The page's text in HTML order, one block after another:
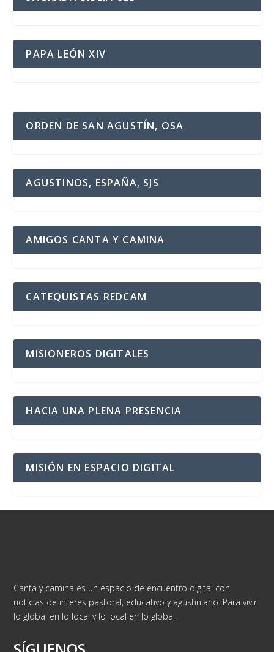
PAPA LEÓN XIV
ORDEN DE SAN AGUSTÍN, OSA
AGUSTINOS, ESPAÑA, SJS
AMIGOS CANTA Y CAMINA
CATEQUISTAS REDCAM
MISIONEROS DIGITALES
HACIA UNA PLENA PRESENCIA
MISIÓN EN ESPACIO DIGITAL
Canta y camina es un espacio de encuentro digital con
noticias de interés pastoral, educativo y agustiniano. Para vivir
lo global en lo local y lo local en lo global.